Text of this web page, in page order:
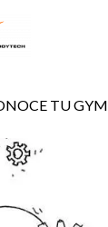
TU GYM